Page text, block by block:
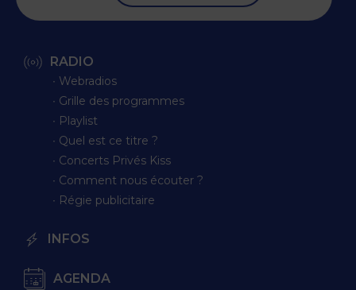
RADIO
∙ Webradios
∙ Grille des programmes
∙ Playlist
∙ Quel est ce titre ?
∙ Concerts Privés Kiss
∙ Comment nous écouter ?
∙ Régie publicitaire
INFOS
AGENDA